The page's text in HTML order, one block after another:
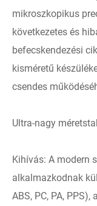
mikroszkopikus
következetes és
befecskendezési
kisméretű
csendes
Ultra-nagy
Kihívás: A modern
alkalmazkodnak
ABS, PC, PA,